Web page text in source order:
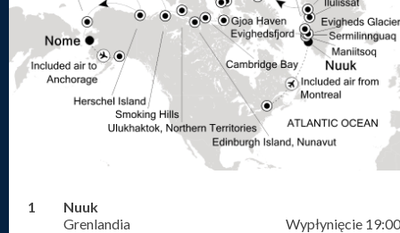
1
Nuuk
Grenlandia
Wypłynięcie 19:00